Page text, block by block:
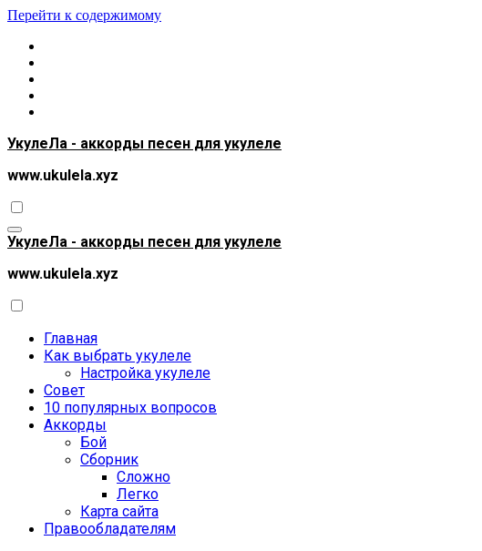
Перейти к содержимому
УкулеЛа - аккорды песен для укулеле
www.ukulela.xyz
УкулеЛа - аккорды песен для укулеле
www.ukulela.xyz
Главная
Как выбрать укулеле
Настройка укулеле
Совет
10 популярных вопросов
Аккорды
Бой
Сборник
Сложно
Легко
Карта сайта
Правообладателям